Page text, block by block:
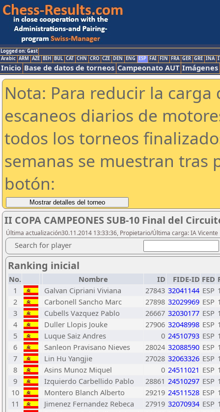
Logged on: Gast
Arabic ARM AZE BIH BUL CAT CHN CRO CZE DEN ENG ESP FAI FIN FRA GER GRE INA
Inicio Base de datos de torneos Campeonato AUT Imágenes
Nota: Para reducir la
escaneos diarios de
todos los torneos
semanas se muestran tras
botón:
II COPA CAMPEONES SUB-10 Final del
Última actualización30.11.2014 13:33:36, Propietario/Última carga: IA Vicente
Search for player
Ranking inicial
No. Nombre ID FIDE-ID FED
1
Galvan Cipriani Viviana 27843 32041144 ESP
2
Carbonell Sancho Marc 27898 32029969 ESP
3
Cubells Vazquez Pablo 26667 32030177 ESP
4
Duller Llopis Jouke 27906 32048998 ESP
5
Luque Saiz Andres 0 24510793 ESP
6
Sanleon Pravisano Nieves 28024 32088590 ESP
7
Lin Hu Yangjie 27028 32063326 ESP
8
Asins Munoz Miquel 0 24511021 ESP
9
Izquierdo Carbellido Pablo 28861 24510297 ESP
10
Montero Blanch Alberto 29219 24511528 ESP
11
Jimenez Fernandez Rebeca 27919 32070934 ESP